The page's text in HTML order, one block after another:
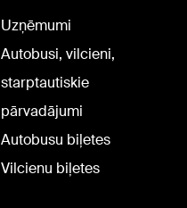
Uzņēmumi
Autobusi, vilcieni,
starptautiskie
pārvadājumi
Autobusu biļetes
Vilcienu biļetes